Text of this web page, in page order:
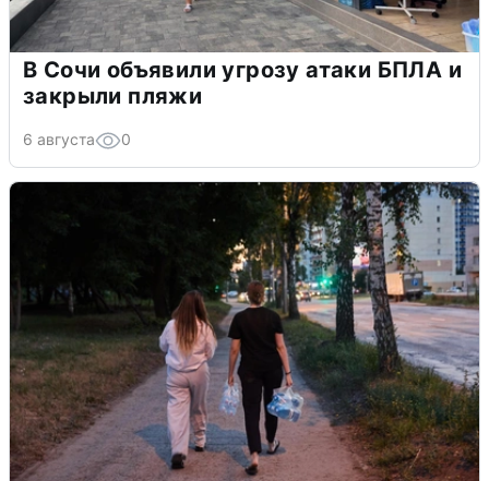
В Сочи объявили угрозу атаки БПЛА и
закрыли пляжи
6 августа 0